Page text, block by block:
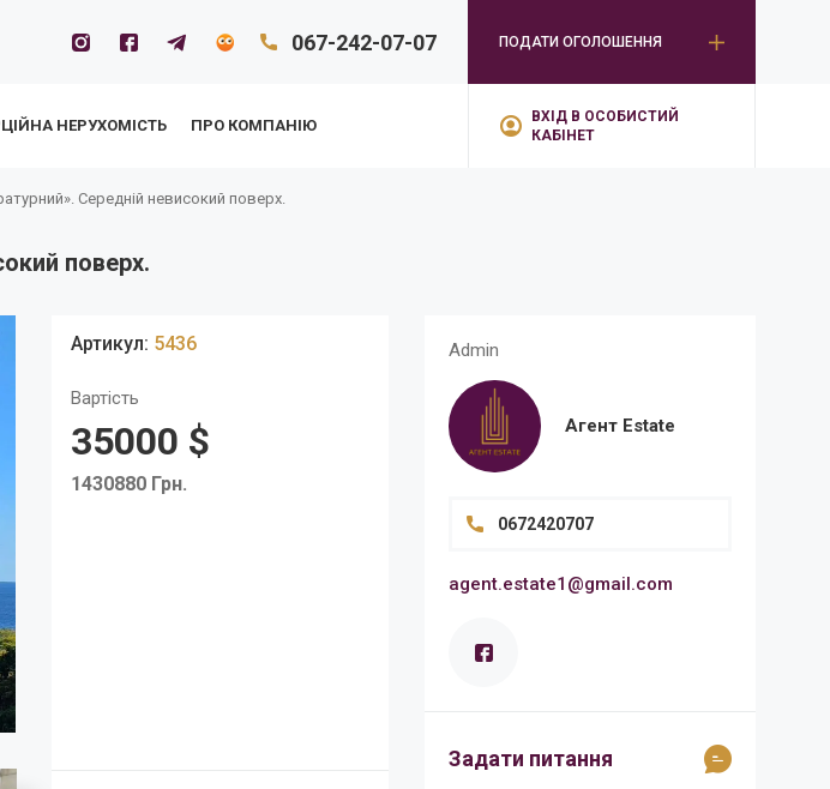
067-242-07-07 ПОДАТИ ОГОЛОШЕННЯ
НЕРУХОМІСТЬ ПРО КОМПАНІЮ
ВХІД В ОСОБИСТИЙ
КАБІНЕТ
Середній невисокий поверх.
поверх.
Артикул: 5436
Вартість
35000 $
1430880 Грн.
Admin
Агент Estate
0672420707
agent.estate1@gmail.com
Задати питання